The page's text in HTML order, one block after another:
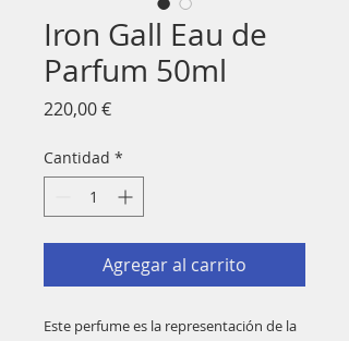
Iron Gall Eau de
Parfum 50ml
220,00 €Precio
Cantidad *
Agregar al carrito
Este perfume es la representación de la